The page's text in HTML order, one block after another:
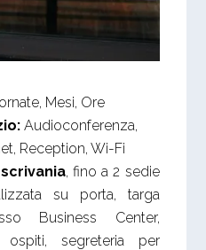
Mesi, Ore
Audioconferenza,
Reception, Wi-Fi
, fino a 2 sedie
su porta, targa
Business Center,
ospiti, segreteria per